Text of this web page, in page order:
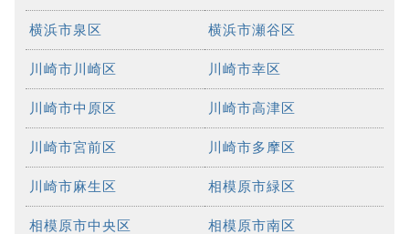
横浜市泉区 横浜市瀬谷区
川崎市川崎区 川崎市幸区
川崎市中原区 川崎市高津区
川崎市宮前区 川崎市多摩区
川崎市麻生区 相模原市緑区
相模原市中央区 相模原市南区